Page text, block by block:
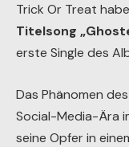
Trick Or Treat
Titelsong
erste Single des
Das Phänomen des
Social-Media-Ära
seine Opfer in